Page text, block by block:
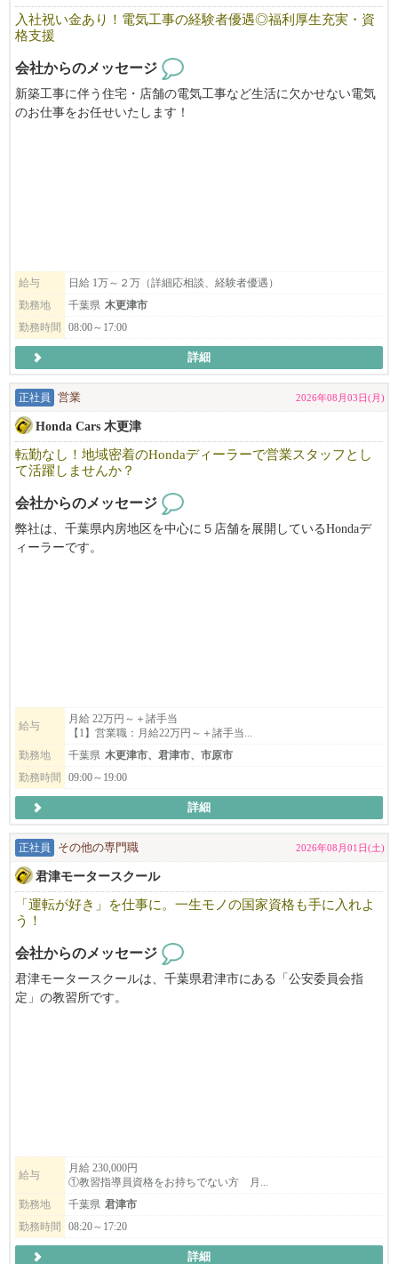
niconicoしおみ教室
千葉県木更津市潮見2-2-2
☎0438-25-8181
♢♢♢♢♢♢
入社祝い金あり！電気工事の経験者優遇◎福利厚生充実・資
格支援
会社からのメッセージ
新築工事に伴う住宅・店舗の電気工事など生活に欠かせない電気
のお仕事をお任せいたします！
お気軽にお問い合わせください｡
「びびなびを見た」とお伝え頂けますとスムーズです。
給与
日給 1万～２万（詳細応相談、経験者優遇）
勤務地
千葉県 木更津市
勤務時間
08:00～17:00
詳細
正社員 営業 2026年08月03日(月)
Honda Cars 木更津
転勤なし！地域密着のHondaディーラーで営業スタッフとし
て活躍しませんか？
会社からのメッセージ
弊社は、千葉県内房地区を中心に５店舗を展開しているHondaデ
ィーラーです。
「この車にしてよかった。」
「相談してよかった。」
そんな言葉をいただける瞬間が、この仕事の大きなやりがいで
す。
に立つ仕事がしたい方も大歓迎です。
先輩スタッフがしっかりサポートしますので、未経験からスター
トした方も安心して成長できる環境があります。
んか？
少しでも興味をお持ちいただけましたら、お気軽にお問い合わせ
給与
月給 22万円～＋諸手当
【1】営業職：月給22万円～＋諸手当...
勤務地
千葉県 木更津市、君津市、市原市
勤務時間
09:00～19:00
詳細
正社員 その他の専門職 2026年08月01日(土)
君津モータースクール
「運転が好き」を仕事に。一生モノの国家資格も手に入れよ
う！
会社からのメッセージ
君津モータースクールは、千葉県君津市にある「公安委員会指
定」の教習所です。
詳しくはホームページをご覧くださいませ。
給与
月給 230,000円
①教習指導員資格をお持ちでない方 月...
勤務地
千葉県 君津市
勤務時間
08:20～17:20
詳細